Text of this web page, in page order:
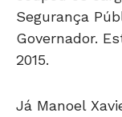
Segurança
Governador.
2015.
Já Manoel